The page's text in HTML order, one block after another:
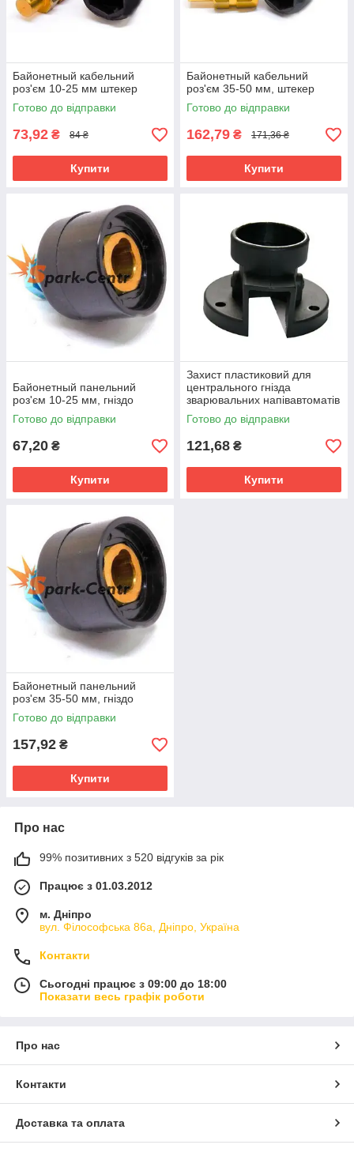
Байонетный кабельний
роз'єм 10-25 мм штекер
Готово до відправки
73,92 ₴ 84 ₴
Купити
Байонетный кабельний
роз'єм 35-50 мм, штекер
Готово до відправки
162,79 ₴ 171,36 ₴
Купити
Байонетный панельний
роз'єм 10-25 мм, гніздо
Готово до відправки
67,20 ₴
Купити
Захист пластиковий для
центрального гнізда
зварювальних напівавтоматів
(ізоляційний фланець)
Готово до відправки
121,68 ₴
Купити
Байонетный панельний
роз'єм 35-50 мм, гніздо
Готово до відправки
157,92 ₴
Купити
Про нас
99% позитивних з 520 відгуків за рік
Працює з 01.03.2012
м. Дніпро
вул. Філософська 86а, Дніпро, Україна
Контакти
Сьогодні працює з 09:00 до 18:00
Показати весь графік роботи
Про нас
Контакти
Доставка та оплата